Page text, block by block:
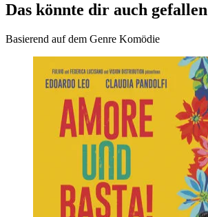
Das könnte dir auch gefallen
Basierend auf dem Genre Komödie